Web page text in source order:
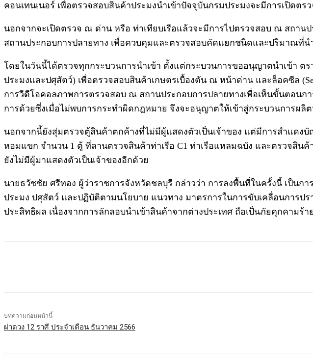
คอนเทนเนอร์ เพื่อตรวจสอบสินค้าประมงนำเข้าปัจจุบันกรมประมงจะมีการเปิดตร
นอกจากจะเปิดตรวจ ณ ด่าน หรือ ท่าเทียบเรือแล้วจะมีการไปตรวจสอบ ณ สถาน
สถานประกอบการปลายทาง เพื่อควบคุมและตรวจสอบคัดแยกชนิดและปริมาณที่
โดยในวันนี้ได้ตรวจทุกกระบวนการนำเข้า ตั้งแต่กระบวนการขออนุญาตนำเข้า ต
ประมงและปศุสัตว์) เพื่อตรวจสอบสินค้าเกษตรเบื้องตัน ณ หน้าด่าน และล็อคซีล
การวีดีโอคอลภาพการตรวจสอบ ณ สถานประกอบการปลายทางเพื่อเห็นขั้นตอ
การด้วยซึ่งเมื่อไม่พบการกระทำผิดกฎหมาย จึงจะอนุญาตให้เข้าสู่กระบวนการผ
นอกจากนี้ยังสุ่มตรวจตู้สินค้าตกค้างที่ไม่มีผู้แสดงตัวเป็นเจ้าของ แต่มีการสำแดงบั
หอมแขก จำนวน 1 ตู้ ที่ลานตรวจสินค้าท่าเรือ C1 ท่าเรือแหลมฉบัง และตรวจสิน
ยังไม่มีผู้มาแสดงตัวเป็นเจ้าของอีกด้วย
นายธวัชชัย ศรีทอง ผู้ว่าราชการจังหวัดชลบุรี กล่าวว่า การลงพื้นที่ในครั้งนี้ เป็น
ประมง ปศุสัตว์ และปฏิบัติตามนโยบาย แนวทาง มาตรการในการขับเคลื่อนการป
ประสิทธิผล เนื่องจากการลักลอบนำเข้าสินค้าจากต่างประเทศ ถือเป็นภัยคุกคามร้า
บทความก่อนหน้านี้
ผ่าดวง 12 ราศี ประจำเดือน ธันวาคม 2566